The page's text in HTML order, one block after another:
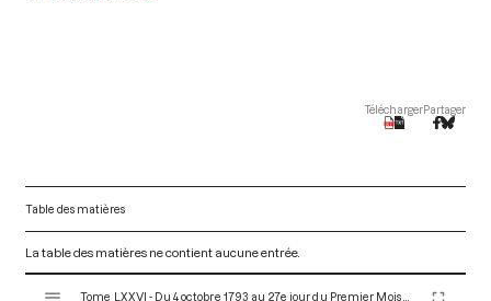
TéléchargerPartager
Table des matières
La table des matières ne contient aucune entrée.